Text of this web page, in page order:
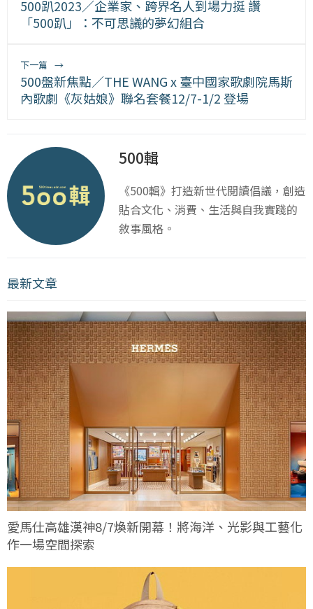
500趴2023／企業家、跨界名人到場力挺 讚
「500趴」：不可思議的夢幻組合
下一篇 →
500盤新焦點／THE WANG x 臺中國家歌劇院馬斯
內歌劇《灰姑娘》聯名套餐12/7-1/2 登場
500輯
《500輯》打造新世代閱讀倡議，創造
貼合文化、消費、生活與自我實踐的
敘事風格。
最新文章
愛馬仕高雄漢神8/7煥新開幕！將海洋、光影與工藝化
作一場空間探索